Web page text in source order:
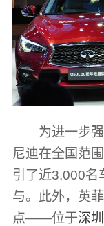
为进一步强
尼迪在全国范
引了近3,000名
与。此外，英
点——位于深圳